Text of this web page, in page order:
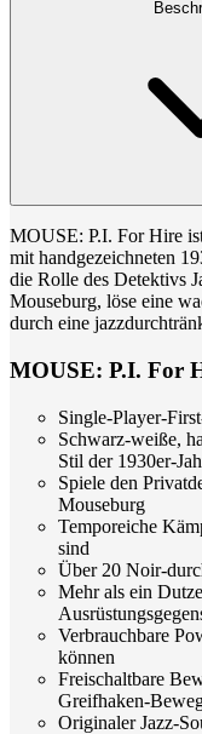
MOUSE: P.I. For Hire
mit handgezeichneten
die Rolle des Detektivs
Mouseburg, löse eine
durch eine
MOUSE: P.I. For
Single-Player-
Schwarz-weiße,
Stil der 1930er-
Spiele den
Mouseburg
Temporeiche
sind
Über 20 Noir-
Mehr als ein
Verbrauchbare
können
Freischaltbare
Greifhaken-
Originaler Jazz-